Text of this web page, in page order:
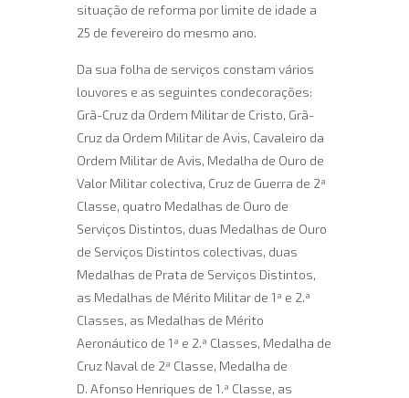
situação de reforma por limite de idade a
25 de fevereiro do mesmo ano.
Da sua folha de serviços constam vários
louvores e as seguintes condecorações:
Grã-Cruz da Ordem Militar de Cristo, Grã-
Cruz da Ordem Militar de Avis, Cavaleiro da
Ordem Militar de Avis, Medalha de Ouro de
Valor Militar colectiva, Cruz de Guerra de 2ª
Classe, quatro Medalhas de Ouro de
Serviços Distintos, duas Medalhas de Ouro
de Serviços Distintos colectivas, duas
Medalhas de Prata de Serviços Distintos,
as Medalhas de Mérito Militar de 1ª e 2.ª
Classes, as Medalhas de Mérito
Aeronáutico de 1ª e 2.ª Classes, Medalha de
Cruz Naval de 2ª Classe, Medalha de
D. Afonso Henriques de 1.ª Classe, as